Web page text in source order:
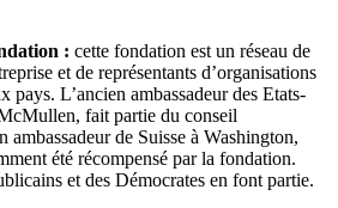
: cette fondation est un réseau de
et de représentants d’organisations
pays. L’ancien ambassadeur des Etats-
fait partie du conseil
ambassadeur de Suisse à Washington,
été récompensé par la fondation.
et des Démocrates en font partie.